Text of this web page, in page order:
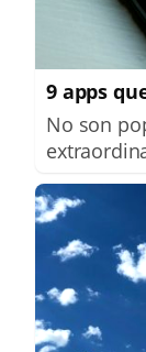
9 apps
No son